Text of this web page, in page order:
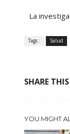
La
Tags : Salud
SHARE THIS
YOU MIGHT